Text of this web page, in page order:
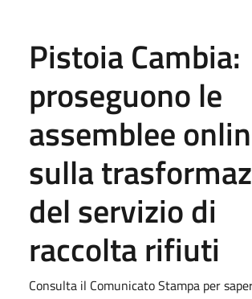
Pistoia Cambia:
proseguono le
assemblee
sulla
del servizio di
raccolta rifiuti
Consulta il Comunicato Stampa per